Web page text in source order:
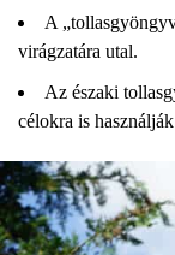
A
virágzatára utal.
Az északi
célokra is